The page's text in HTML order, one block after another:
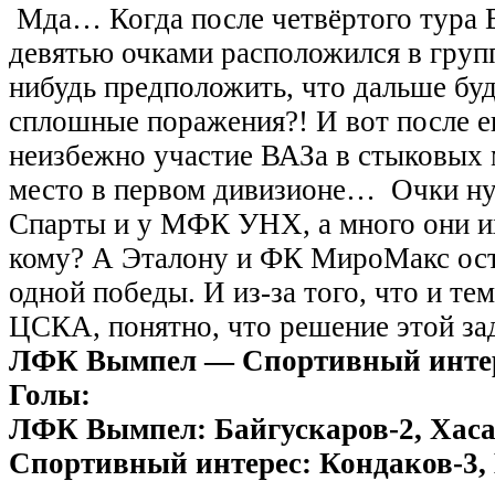
Мда… Когда после четвёртого тура
девятью очками расположился в
нибудь предположить, что дальше
сплошные поражения?! И вот после
неизбежно участие ВАЗа в стыковых
место в первом дивизионе… Очки
Спарты и у МФК УНХ, а много они
кому? А Эталону и ФК МироМакс
одной победы. И из-за того, что и
ЦСКА, понятно, что решение этой
ЛФК Вымпел — Спортивный
Голы:
ЛФК Вымпел: Байгускаров-2,
Спортивный интерес: Кондаков-